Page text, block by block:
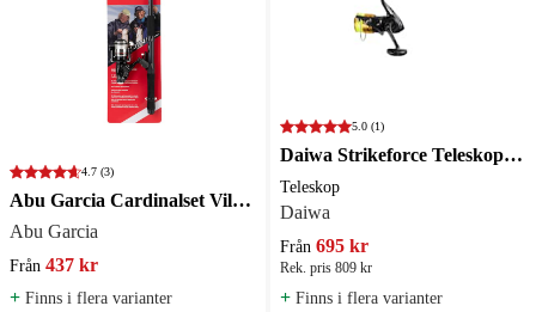
4.7 (3)
Abu Garcia Cardinalset Vildmark Tele Haspel
Abu Garcia
Från 437 kr
+ Finns i flera varianter
5.0 (1)
Daiwa Strikeforce Teleskop Haspelset
Teleskop
Daiwa
Från 695 kr
Rek. pris 809 kr
+ Finns i flera varianter